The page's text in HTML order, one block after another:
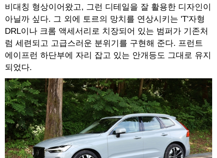
비대칭 형상이어왔고, 그런 디테일을 잘 활용한 디자인이
아닐까 싶다. 그 외에 토르의 망치를 연상시키는 'T'자형
DRL이나 크롬 액세서리로 치장되어 있는 범퍼가 기존처
럼 세련되고 고급스러운 분위기를 구현해 준다. 프런트
에이프런 하단부에 자리 잡고 있는 안개등도 그대로 유지
되었다.